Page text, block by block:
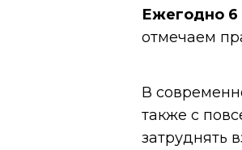
Ежегодно 6
отмечаем
В
также с
затруднять